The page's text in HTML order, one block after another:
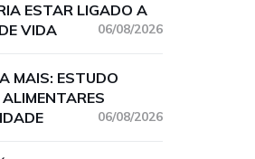
ESTAR LIGADO A
VIDA
06/08/2026
MAIS: ESTUDO
06/08/2026